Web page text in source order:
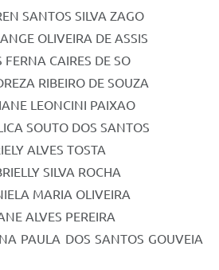
SANTOS SILVA ZAGO
OLIVEIRA DE ASSIS
CAIRES DE SO
RIBEIRO DE SOUZA
LEONCINI PAIXAO
SOUTO DOS SANTOS
ALVES TOSTA
SILVA ROCHA
MARIA OLIVEIRA
PEREIRA
DOS SANTOS GOUVEIA